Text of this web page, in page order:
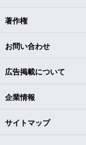
著作権
お問い合わせ
広告掲載について
企業情報
サイトマップ